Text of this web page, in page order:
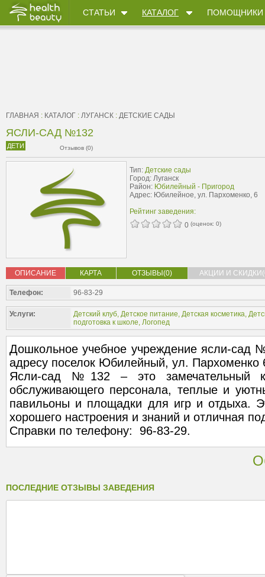
СТАТЬИ КАТАЛОГ ПОМОЩНИКИ
ГЛАВНАЯ : КАТАЛОГ : ЛУГАНСК : ДЕТСКИЕ САДЫ
ЯСЛИ-САД №132
ДЕТИ Отзывов (0)
Тип: Детские сады
Город: Луганск
Район: Юбилейный - Пригород
Адрес: Юбилейное, ул. Пархоменко, 6
Рейтинг заведения:
0 (оценок: 0)
ОПИСАНИЕ КАРТА ОТЗЫВЫ(0) АКЦИИ И
Телефон: 96-83-29
Услуги: Детский клуб, Детское питание, Детская косметика,
подготовка к школе, Логопед
Дошкольное учебное учреждение ясли-сад
адресу поселок Юбилейный, ул. Пархоменко
Ясли-сад №132 – это замечательный
обслуживающего персонала, теплые и
павильоны и площадки для игр и отдыха.
хорошего настроения и знаний и отличная
Справки по телефону: 96-83-29.
ПОСЛЕДНИЕ ОТЗЫВЫ ЗАВЕДЕНИЯ